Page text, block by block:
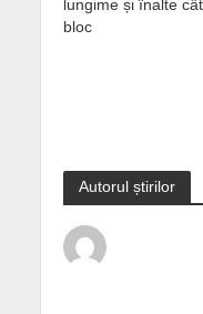
lungime și înalte
bloc
Autorul știrilor